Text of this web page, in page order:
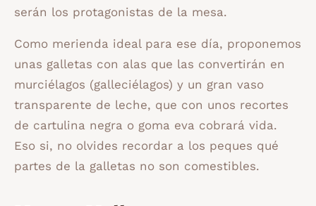
serán los protagonistas de la mesa.
Como merienda ideal para ese día, proponemos
unas galletas con alas que las convertirán en
murciélagos (galleciélagos) y un gran vaso
transparente de leche, que con unos recortes
de cartulina negra o goma eva cobrará vida.
Eso si, no olvides recordar a los peques qué
partes de la galletas no son comestibles.